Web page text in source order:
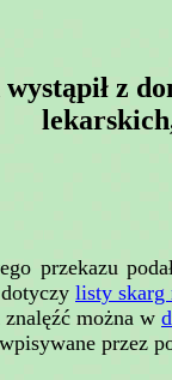
z
przekazu
listy skarg
można w
przez